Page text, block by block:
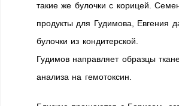
такие же булочки с корицей.
продукты для Гудимова, Евгения
булочки из кондитерской.
Гудимов направляет образцы
анализа на гемотоксин.